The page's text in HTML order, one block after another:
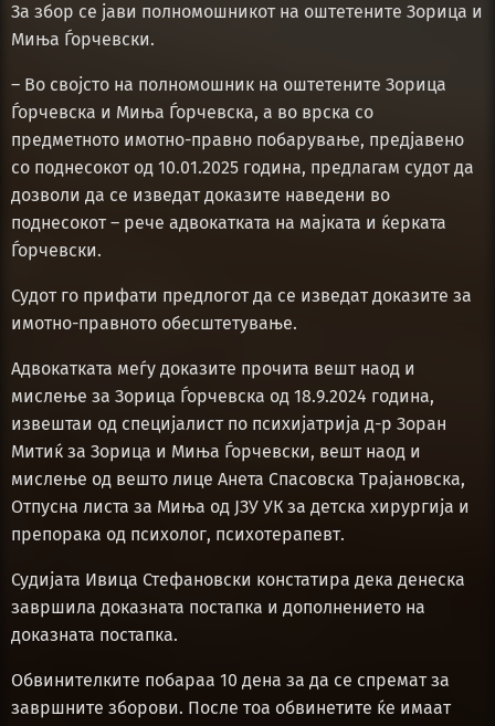
За збор се јави полномошникот на оштетените Зорица и
Миња Ѓорчевски.
– Во својсто на полномошник на оштетените Зорица
Ѓорчевска и Миња Ѓорчевска, а во врска со
предметното имотно-правно побарување, предјавено
со поднесокот од 10.01.2025 година, предлагам судот да
дозволи да се изведат доказите наведени во
поднесокот – рече адвокатката на мајката и ќерката
Ѓорчевски.
Судот го прифати предлогот да се изведат доказите за
имотно-правното обесштетување.
Адвокатката меѓу доказите прочита вешт наод и
мислење за Зорица Ѓорчевска од 18.9.2024 година,
извештаи од специјалист по психијатрија д-р Зоран
Митиќ за Зорица и Миња Ѓорчевски, вешт наод и
мислење од вешто лице Анета Спасовска Трајановска,
Отпусна листа за Миња од ЈЗУ УК за детска хирургија и
препорака од психолог, психотерапевт.
Судијата Ивица Стефановски констатира дека денеска
завршила доказната постапка и дополнението на
доказната постапка.
Обвинителките побараа 10 дена за да се спремат за
завршните зборови. После тоа обвинетите ќе имаат